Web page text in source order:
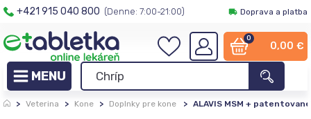
+421 915 040 800 (Denne: 7:00-21:00) Doprava a platba
0
0,00 €
> Veterina > Kone > Doplnky pre kone > ALAVIS MSM +